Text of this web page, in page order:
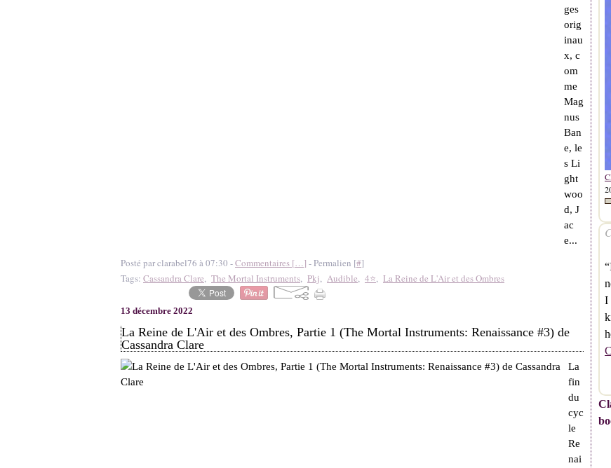
ges
orig
inau
x, c
om
me
Mag
nus
Ban
e, le
s Li
ght
woo
d, J
ac
e...
Posté par clarabel76 à 07:30 -Commentaires […] - Permalien [#]
Tags: Cassandra Clare, The Mortal Instruments, Pkj, Audible, 4⭐, La Reine de L'Air et des Ombres
13 décembre 2022
La Reine de L'Air et des Ombres, Partie 1 (The Mortal Instruments: Renaissance #3) de
Cassandra Clare
La
fin
du
cyc
le
Re
nai
I